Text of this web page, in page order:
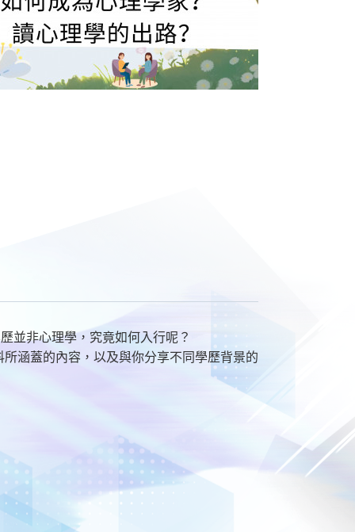
並非心理學，究竟如何入行呢？
涵蓋的內容，以及與你分享不同學歷背景的